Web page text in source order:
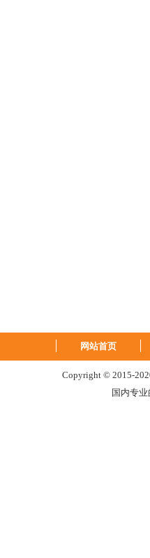
网站首页
Copyright © 2015-
国内专